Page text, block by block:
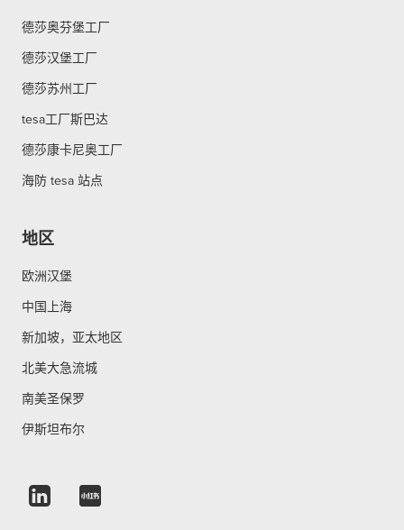
德莎奥芬堡工厂
德莎汉堡工厂
德莎苏州工厂
tesa工厂斯巴达
德莎康卡尼奥工厂
海防 tesa 站点
地区
欧洲汉堡
中国上海
新加坡，亚太地区
北美大急流城
南美圣保罗
伊斯坦布尔